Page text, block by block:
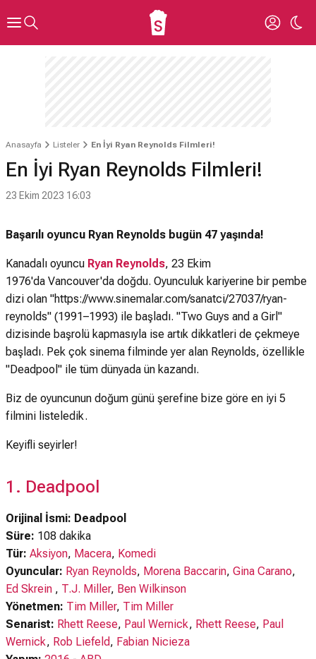
Anasayfa Listeler En İyi Ryan Reynolds Filmleri!
En İyi Ryan Reynolds Filmleri!
23 Ekim 2023 16:03
Başarılı oyuncu Ryan Reynolds bugün 47 yaşında!
Kanadalı oyuncu Ryan Reynolds, 23 Ekim
1976'da Vancouver'da doğdu. Oyunculuk kariyerine bir pembe
dizi olan "https://www.sinemalar.com/sanatci/27037/ryan-
reynolds" (1991–1993) ile başladı. "Two Guys and a Girl"
dizisinde başrolü kapmasıyla ise artık dikkatleri de çekmeye
başladı. Pek çok sinema filminde yer alan Reynolds, özellikle
"Deadpool" ile tüm dünyada ün kazandı.
Biz de oyuncunun doğum günü şerefine bize göre en iyi 5
filmini listeledik.
Keyifli seyirler!
1. Deadpool
Orijinal İsmi: Deadpool
Süre: 108 dakika
Tür: Aksiyon, Macera, Komedi
Oyuncular: Ryan Reynolds, Morena Baccarin, Gina Carano,
Ed Skrein , T.J. Miller, Ben Wilkinson
Yönetmen: Tim Miller, Tim Miller
Senarist: Rhett Reese, Paul Wernick, Rhett Reese, Paul
Wernick, Rob Liefeld, Fabian Nicieza